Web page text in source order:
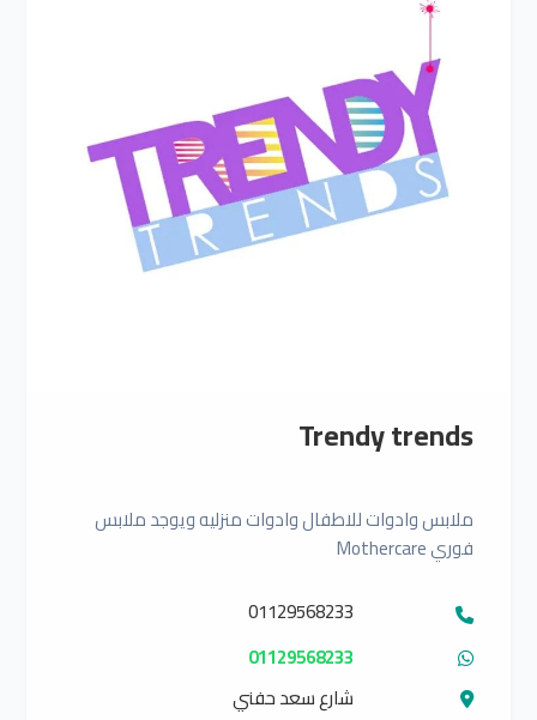
Trendy trends
ملابس وادوات للاطفال وادوات منزليه ويوجد ملابس
فوري Mothercare
01129568233
01129568233
شارع سعد حفني